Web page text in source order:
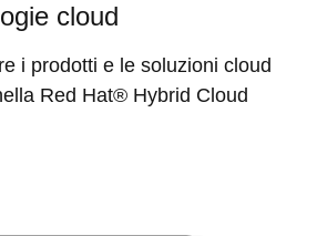
cloud
i prodotti e le soluzioni cloud
Red Hat® Hybrid Cloud